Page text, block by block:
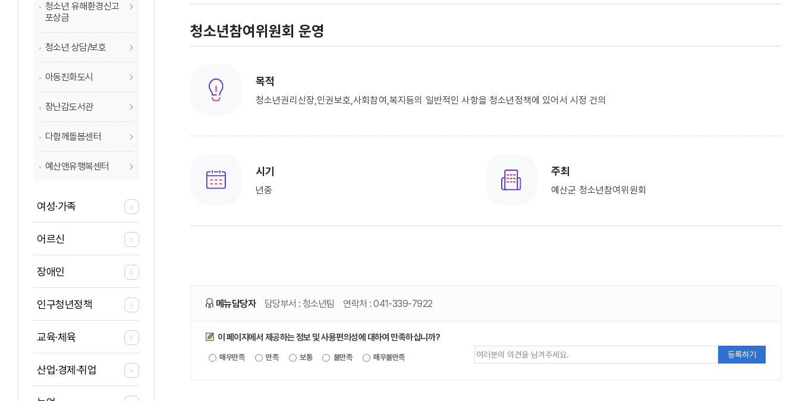
청소년 유해환경신고
포상금
청소년 상담/보호
아동친화도시
장난감도서관
다함께돌봄센터
예산앤유행복센터
여성·가족
어르신
장애인
인구청년정책
교육·체육
산업·경제·취업
청소년참여위원회 운영
목적
청소년권리신장,인권보호,사회참여,복지등의 일반적인 사항을 청소년정책에 있어서 시정 건의
시기
년중
주최
예산군 청소년참여위원회
메뉴담당자 담당부서 :청소년팀 연락처 :041-339-7922
만족도조사
이 페이지에서 제공하는 정보 및 사용편의성에 대하여 만족하십니까?
매우만족 만족 보통 불만족 매우불만족